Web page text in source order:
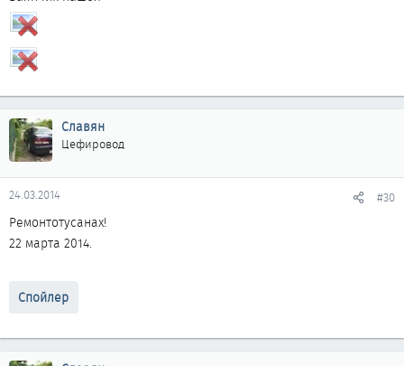
Славян
Цефировод
24.03.2014 #30
Ремонтотусанах!
22 марта 2014.
Спойлер